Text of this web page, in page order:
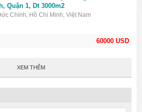
60000 USD
Quận 1, Dt 3000m2
Chính, Hồ Chí Minh, Việt Nam
XEM THÊM